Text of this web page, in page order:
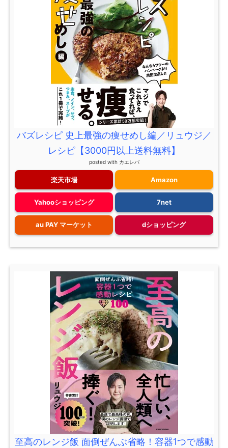
バズレシピ 史上最強の痩せめし編／リュウジ／
レシピ【3000円以上送料無料】
posted with カエレバ
楽天市場 Amazon
Yahooショッピング 7net
au PAY マーケット dショッピング
至高のレンジ飯 面倒ぜんぶ省略！容器1つで感動